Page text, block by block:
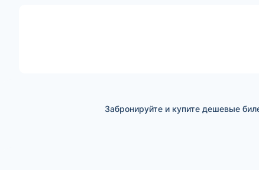
Забронируйте и купите дешевые